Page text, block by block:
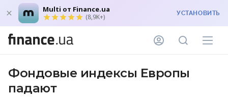
Multi от Finance.ua
(8,9K+) УСТАНОВИТЬ
Фондовые индексы Европы
падают